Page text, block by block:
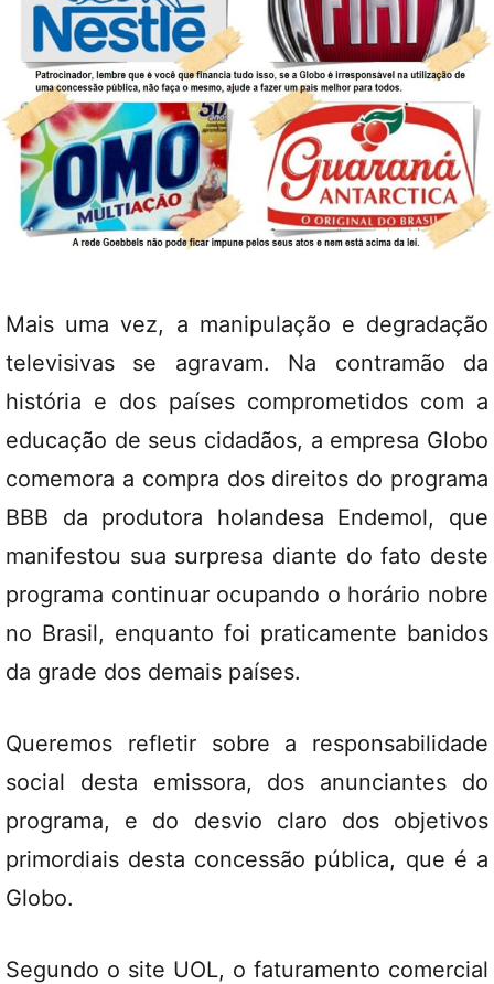
Mais uma vez, a manipulação e degradação
televisivas se agravam. Na contramão da
história e dos países comprometidos com a
educação de seus cidadãos, a empresa Globo
comemora a compra dos direitos do programa
BBB da produtora holandesa Endemol, que
manifestou sua surpresa diante do fato deste
programa continuar ocupando o horário nobre
no Brasil, enquanto foi praticamente banidos
da grade dos demais países.
Queremos refletir sobre a responsabilidade
social desta emissora, dos anunciantes do
programa, e do desvio claro dos objetivos
primordiais desta concessão pública, que é a
Globo.
Segundo o site UOL, o faturamento comercial